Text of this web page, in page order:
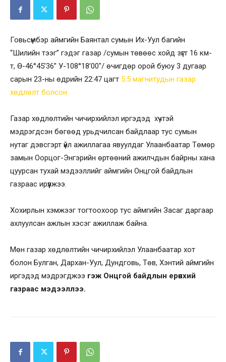
Говьсүмбэр аймгийн Баянтал сумын Их-Уул багийн
“Шилийн тээг” гэдэг газар /сумын төвөөс хойд зүгт 16 км-
т, Ө-46°45’36” У-108°18’00″/ өчигдөр орой буюу 3 дугаар
сарын 23-ны өдрийн 22:47 цагт 5.5 магнитудын газар
хөдлөлт болсон
Газар хөдлөлтийн чичирхийлэл иргэдэд хүчтэй
мэдрэгдсэн бөгөөд урьдчилсан байдлаар тус сумын
нутаг дэвсгэрт үйл ажиллагаа явуулдаг Улаанбаатар Төмөр
замын Оорцог-Энгэрийн өртөөний ажилчдын байрны хана
цуурсан тухай мэдээллийг аймгийн Онцгой байдлын
газраас ирүүлжээ.
Хохирлын хэмжээг тогтоохоор тус аймгийн Засаг даргаар
ахлуулсан ажлын хэсэг ажиллаж байна.
Мөн газар хөдлөлтийн чичирхийлэл Улаанбаатар хот
болон Булган, Дархан-Уул, Дундговь, Төв, Хэнтий аймгийн
иргэдэд мэдрэгджээ гэж Онцгой байдлын ерөнхий
газраас мэдээллээ.